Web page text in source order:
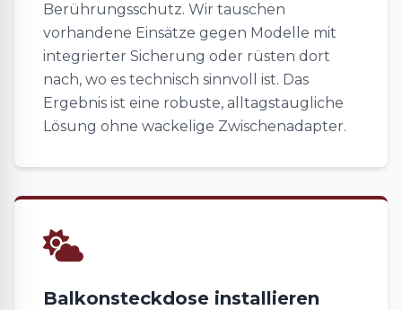
Berührungsschutz. Wir tauschen
vorhandene Einsätze gegen Modelle mit
integrierter Sicherung oder rüsten dort
nach, wo es technisch sinnvoll ist. Das
Ergebnis ist eine robuste, alltagstaugliche
Lösung ohne wackelige Zwischenadapter.
Balkonsteckdose installieren